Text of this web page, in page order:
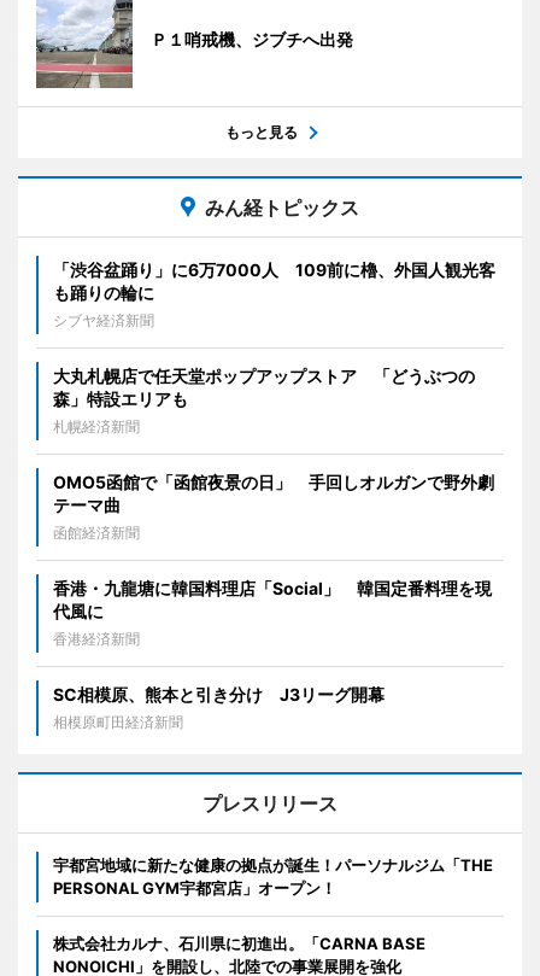
Ｐ１哨戒機、ジブチへ出発
もっと見る
みん経トピックス
「渋谷盆踊り」に6万7000人 109前に櫓、外国人観光客
も踊りの輪に
シブヤ経済新聞
大丸札幌店で任天堂ポップアップストア 「どうぶつの
森」特設エリアも
札幌経済新聞
OMO5函館で「函館夜景の日」 手回しオルガンで野外劇
テーマ曲
函館経済新聞
香港・九龍塘に韓国料理店「Social」 韓国定番料理を現
代風に
香港経済新聞
SC相模原、熊本と引き分け J3リーグ開幕
相模原町田経済新聞
プレスリリース
宇都宮地域に新たな健康の拠点が誕生！パーソナルジム「THE
PERSONAL GYM宇都宮店」オープン！
株式会社カルナ、石川県に初進出。「CARNA BASE
NONOICHI」を開設し、北陸での事業展開を強化